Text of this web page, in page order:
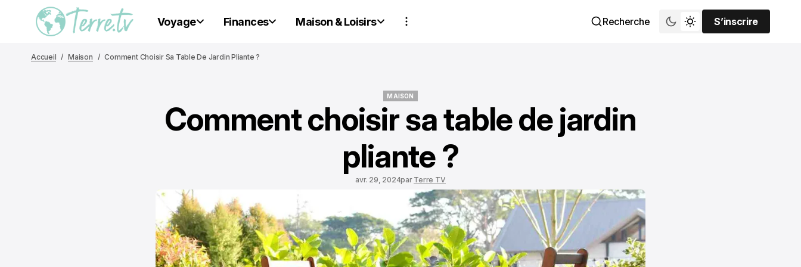
Voyage Finances Maison & Loisirs Recherche
S’inscrire
S’inscrire
Accueil Maison Comment Choisir Sa Table De Jardin Pliante ?
MAISON
Comment choisir sa table de jardin
pliante ?
avr. 29, 2024par Terre TV